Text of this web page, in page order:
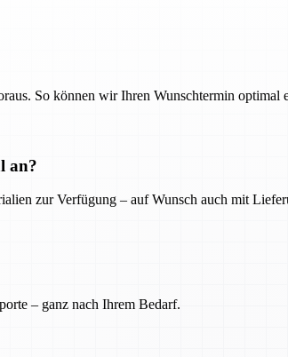
So können wir Ihren Wunschtermin optimal
an?
zur Verfügung – auf Wunsch auch mit
– ganz nach Ihrem Bedarf.